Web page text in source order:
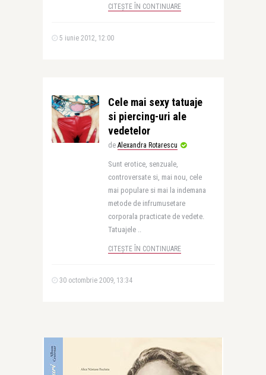
CITEȘTE ÎN CONTINUARE
5 iunie 2012, 12:00
Cele mai sexy tatuaje
si piercing-uri ale
vedetelor
de Alexandra Rotarescu
Sunt erotice, senzuale,
controversate si, mai nou, cele
mai populare si mai la indemana
metode de infrumusetare
corporala practicate de vedete.
Tatuajele ..
CITEȘTE ÎN CONTINUARE
30 octombrie 2009, 13:34